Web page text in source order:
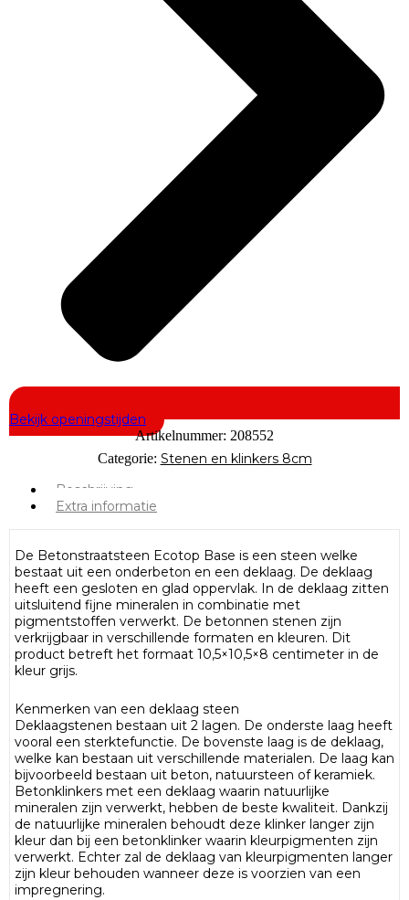
Bekijk openingstijden
Artikelnummer: 208552
Categorie: Stenen en klinkers 8cm
Beschrijving
Extra informatie
De Betonstraatsteen Ecotop Base is een steen welke
bestaat uit een onderbeton en een deklaag. De deklaag
heeft een gesloten en glad oppervlak. In de deklaag zitten
uitsluitend fijne mineralen in combinatie met
pigmentstoffen verwerkt. De betonnen stenen zijn
verkrijgbaar in verschillende formaten en kleuren. Dit
product betreft het formaat 10,5×10,5×8 centimeter in de
kleur grijs.
Kenmerken van een deklaag steen
Deklaagstenen bestaan uit 2 lagen. De onderste laag heeft
vooral een sterktefunctie. De bovenste laag is de deklaag,
welke kan bestaan uit verschillende materialen. De laag kan
bijvoorbeeld bestaan uit beton, natuursteen of keramiek.
Betonklinkers met een deklaag waarin natuurlijke
mineralen zijn verwerkt, hebben de beste kwaliteit. Dankzij
de natuurlijke mineralen behoudt deze klinker langer zijn
kleur dan bij een betonklinker waarin kleurpigmenten zijn
verwerkt. Echter zal de deklaag van kleurpigmenten langer
zijn kleur behouden wanneer deze is voorzien van een
impregnering.